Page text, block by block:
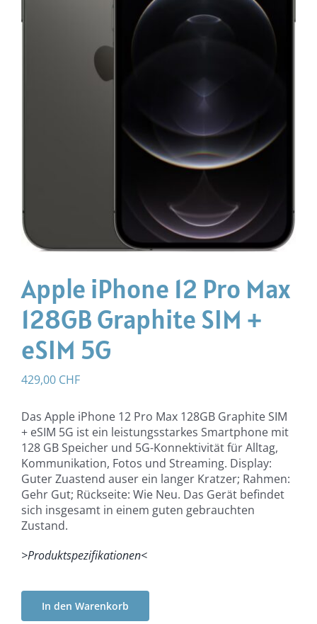
Apple iPhone 12 Pro Max
128GB Graphite SIM +
eSIM 5G
429,00 CHF
Das Apple iPhone 12 Pro Max 128GB Graphite SIM
+ eSIM 5G ist ein leistungsstarkes Smartphone mit
128 GB Speicher und 5G-Konnektivität für Alltag,
Kommunikation, Fotos und Streaming. Display:
Guter Zuastend auser ein langer Kratzer; Rahmen:
Gehr Gut; Rückseite: Wie Neu. Das Gerät befindet
sich insgesamt in einem guten gebrauchten
Zustand.
>Produktspezifikationen<
In den Warenkorb